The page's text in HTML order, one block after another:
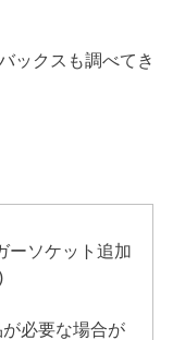
ックスも調べてき
ソケット追加
必要な場合が